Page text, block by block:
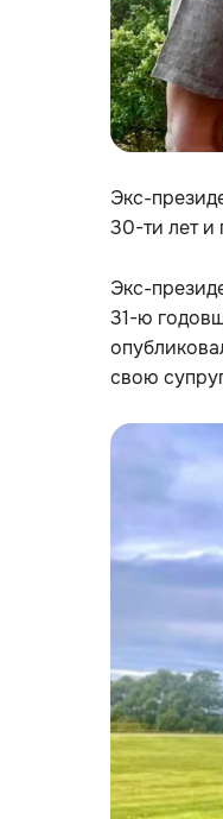
Экс-
30-ти лет и
Экс-
31-ю
свою